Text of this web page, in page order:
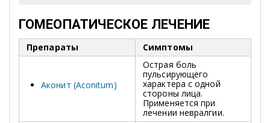
ГОМЕОПАТИЧЕСКОЕ ЛЕЧЕНИЕ
Препараты Симптомы
Аконит (Aconitum)
Острая боль
пульсирующего
характера с одной
стороны лица.
Применяется при
лечении невралгии.